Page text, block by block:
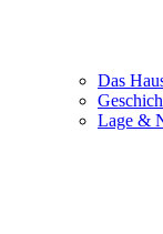
Das
Lage &